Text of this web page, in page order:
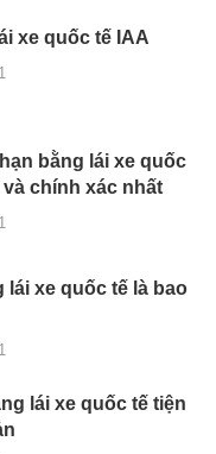
xe quốc tế IAA
bằng lái xe quốc
chính xác nhất
lái xe quốc tế là bao
lái xe quốc tế tiện